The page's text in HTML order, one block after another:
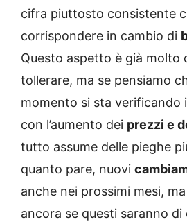
cifra piuttosto consistente
corrispondere in cambio di
Questo aspetto è già molto
tollerare, ma se pensiamo
momento si sta verificando
con l’aumento dei prezzi e
tutto assume delle pieghe
quanto pare, nuovi
anche nei prossimi mesi,
ancora se questi saranno